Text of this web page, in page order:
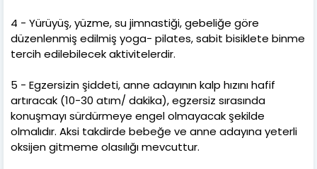
4 - Yürüyüş, yüzme, su jimnastiği, gebeliğe göre
düzenlenmiş edilmiş yoga- pilates, sabit bisiklete binme
tercih edilebilecek aktivitelerdir.
5 - Egzersizin şiddeti, anne adayının kalp hızını hafif
artıracak (10-30 atım/ dakika), egzersiz sırasında
konuşmayı sürdürmeye engel olmayacak şekilde
olmalıdır. Aksi takdirde bebeğe ve anne adayına yeterli
oksijen gitmeme olasılığı mevcuttur.